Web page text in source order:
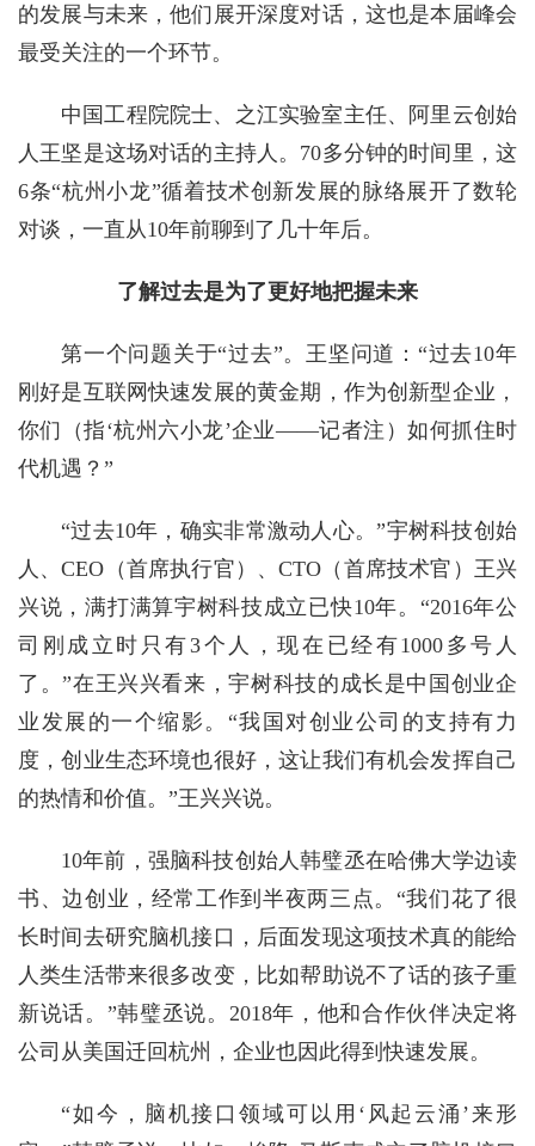
的发展与未来，他们展开深度对话，这也是本届峰会
最受关注的一个环节。
中国工程院院士、之江实验室主任、阿里云创始
人王坚是这场对话的主持人。70多分钟的时间里，这
6条“杭州小龙”循着技术创新发展的脉络展开了数轮
对谈，一直从10年前聊到了几十年后。
了解过去是为了更好地把握未来
第一个问题关于“过去”。王坚问道：“过去10年
刚好是互联网快速发展的黄金期，作为创新型企业，
你们（指‘杭州六小龙’企业——记者注）如何抓住时
代机遇？”
“过去10年，确实非常激动人心。”宇树科技创始
人、CEO（首席执行官）、CTO（首席技术官）王兴
兴说，满打满算宇树科技成立已快10年。“2016年公
司刚成立时只有3个人，现在已经有1000多号人
了。”在王兴兴看来，宇树科技的成长是中国创业企
业发展的一个缩影。“我国对创业公司的支持有力
度，创业生态环境也很好，这让我们有机会发挥自己
的热情和价值。”王兴兴说。
10年前，强脑科技创始人韩璧丞在哈佛大学边读
书、边创业，经常工作到半夜两三点。“我们花了很
长时间去研究脑机接口，后面发现这项技术真的能给
人类生活带来很多改变，比如帮助说不了话的孩子重
新说话。”韩璧丞说。2018年，他和合作伙伴决定将
公司从美国迁回杭州，企业也因此得到快速发展。
“如今，脑机接口领域可以用‘风起云涌’来形